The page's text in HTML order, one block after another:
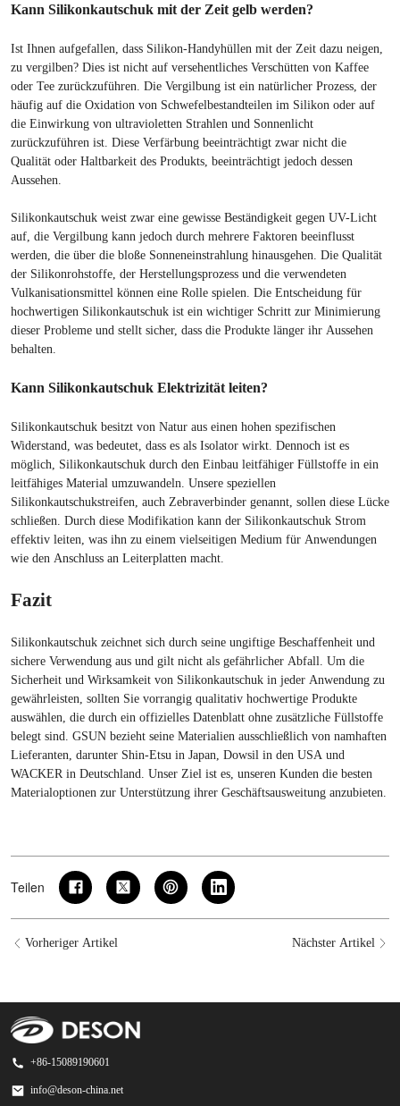
Kann Silikonkautschuk mit der Zeit gelb werden?
Ist Ihnen aufgefallen, dass Silikon-Handyhüllen mit der Zeit dazu neigen,
zu vergilben? Dies ist nicht auf versehentliches Verschütten von Kaffee
oder Tee zurückzuführen. Die Vergilbung ist ein natürlicher Prozess, der
häufig auf die Oxidation von Schwefelbestandteilen im Silikon oder auf
die Einwirkung von ultravioletten Strahlen und Sonnenlicht
zurückzuführen ist. Diese Verfärbung beeinträchtigt zwar nicht die
Qualität oder Haltbarkeit des Produkts, beeinträchtigt jedoch dessen
Aussehen.
Silikonkautschuk weist zwar eine gewisse Beständigkeit gegen UV-Licht
auf, die Vergilbung kann jedoch durch mehrere Faktoren beeinflusst
werden, die über die bloße Sonneneinstrahlung hinausgehen. Die Qualität
der Silikonrohstoffe, der Herstellungsprozess und die verwendeten
Vulkanisationsmittel können eine Rolle spielen. Die Entscheidung für
hochwertigen Silikonkautschuk ist ein wichtiger Schritt zur Minimierung
dieser Probleme und stellt sicher, dass die Produkte länger ihr Aussehen
behalten.
Kann Silikonkautschuk Elektrizität leiten?
Silikonkautschuk besitzt von Natur aus einen hohen spezifischen
Widerstand, was bedeutet, dass es als Isolator wirkt. Dennoch ist es
möglich, Silikonkautschuk durch den Einbau leitfähiger Füllstoffe in ein
leitfähiges Material umzuwandeln. Unsere speziellen
Silikonkautschukstreifen, auch Zebraverbinder genannt, sollen diese Lücke
schließen. Durch diese Modifikation kann der Silikonkautschuk Strom
effektiv leiten, was ihn zu einem vielseitigen Medium für Anwendungen
wie den Anschluss an Leiterplatten macht.
Fazit
Silikonkautschuk zeichnet sich durch seine ungiftige Beschaffenheit und
sichere Verwendung aus und gilt nicht als gefährlicher Abfall. Um die
Sicherheit und Wirksamkeit von Silikonkautschuk in jeder Anwendung zu
gewährleisten, sollten Sie vorrangig qualitativ hochwertige Produkte
auswählen, die durch ein offizielles Datenblatt ohne zusätzliche Füllstoffe
belegt sind. GSUN bezieht seine Materialien ausschließlich von namhaften
Lieferanten, darunter Shin-Etsu in Japan, Dowsil in den USA und
WACKER in Deutschland. Unser Ziel ist es, unseren Kunden die besten
Materialoptionen zur Unterstützung ihrer Geschäftsausweitung anzubieten.
Teilen
Vorheriger Artikel Nächster Artikel
+86-15089190601
info@deson-china.net